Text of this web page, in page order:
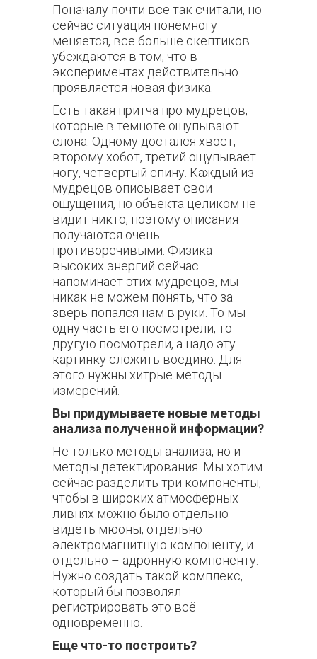
Поначалу почти все так считали, но
сейчас ситуация понемногу
меняется, все больше скептиков
убеждаются в том, что в
экспериментах действительно
проявляется новая физика.
Есть такая притча про мудрецов,
которые в темноте ощупывают
слона. Одному достался хвост,
второму хобот, третий ощупывает
ногу, четвертый спину. Каждый из
мудрецов описывает свои
ощущения, но объекта целиком не
видит никто, поэтому описания
получаются очень
противоречивыми. Физика
высоких энергий сейчас
напоминает этих мудрецов, мы
никак не можем понять, что за
зверь попался нам в руки. То мы
одну часть его посмотрели, то
другую посмотрели, а надо эту
картинку сложить воедино. Для
этого нужны хитрые методы
измерений.
Вы придумываете новые методы
анализа полученной информации?
Не только методы анализа, но и
методы детектирования. Мы хотим
сейчас разделить три компоненты,
чтобы в широких атмосферных
ливнях можно было отдельно
видеть мюоны, отдельно –
электромагнитную компоненту, и
отдельно – адронную компоненту.
Нужно создать такой комплекс,
который бы позволял
регистрировать это всё
одновременно.
Еще что-то построить?